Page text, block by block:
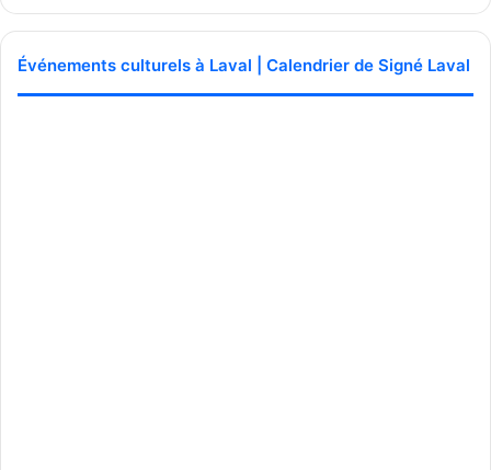
Événements culturels à Laval | Calendrier de Signé Laval